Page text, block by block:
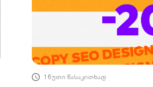
1 წუთი წასაკითხად